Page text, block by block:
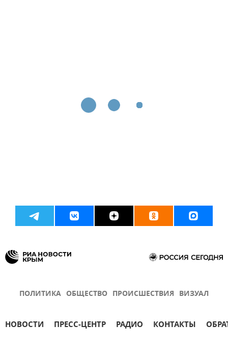
ПОЛИТИКА ОБЩЕСТВО ПРОИСШЕСТВИЯ ВИЗУАЛ
НОВОСТИ ПРЕСС-ЦЕНТР РАДИО КОНТАКТЫ